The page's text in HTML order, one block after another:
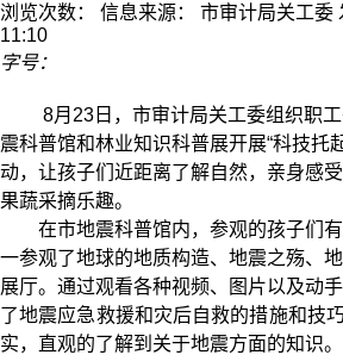
浏览次数： 信息来源： 市审计局关工委
11:10
字号：
8月23日，市审计局关工委组织职工
震科普馆和林业知识科普展开展“科技托
动，让孩子们近距离了解自然，亲身感
果蔬采摘乐趣。
在市地震科普馆内，参观的孩子们
一参观了地球的地质构造、地震之殇、
展厅。通过观看各种视频、图片以及动
了地震应急救援和灾后自救的措施和技
实，直观的了解到关于地震方面的知识